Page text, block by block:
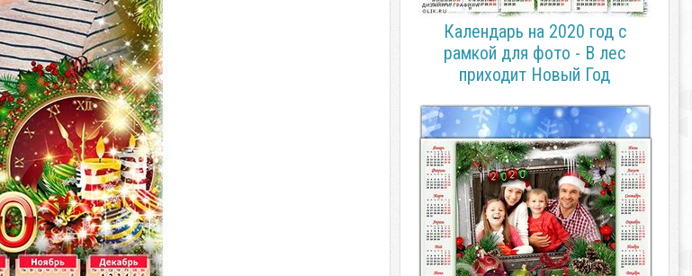
Календарь на 2020 год с
рамкой для фото - В лес
приходит Новый Год